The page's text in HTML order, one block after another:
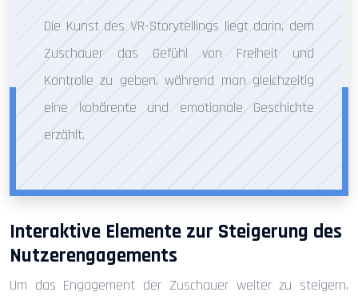
Die Kunst des VR-Storytellings liegt darin, dem
Zuschauer das Gefühl von Freiheit und
Kontrolle zu geben, während man gleichzeitig
eine kohärente und emotionale Geschichte
erzählt.
Interaktive Elemente zur Steigerung des
Nutzerengagements
Um das Engagement der Zuschauer weiter zu steigern,